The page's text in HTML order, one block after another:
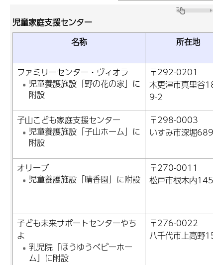
児童家庭支援センター
名称
所在地
ファミリーセンター・ヴィオラ
児童養護施設「野の花の家」に
附設
〒292-0201
木更津市真里谷187
9-2
子山こども家庭支援センター
児童養護施設「子山ホーム」に
附設
〒298-0003
いすみ市深堀689-1
オリーブ
児童養護施設「晴香園」に附設
〒270-0011
松戸市根木内145
子ども未来サポートセンターやち
よ
乳児院「ほうゆうベビーホー
ム」に附設
〒276-0022
八千代市上高野157